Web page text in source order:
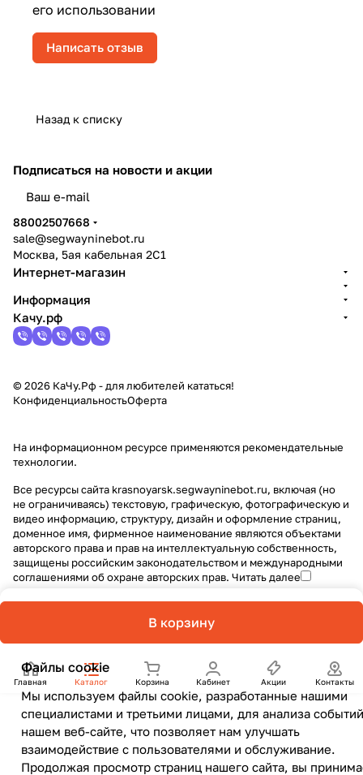
его использовании
Написать отзыв
Назад к списку
В корзину
Главная Каталог Корзина Кабинет Акции Контакты
Файлы cookie
Мы используем файлы cookie, разработанные нашими
специалистами и третьими лицами, для анализа
нашем веб-сайте, что позволяет нам улучшать
взаимодействие с пользователями и обслуживание.
Продолжая просмотр страниц нашего сайта, вы
Подписаться на новости и акции
88002507668
sale@segwayninebot.ru
Москва, 5ая кабельная 2С1
Интернет-магазин
Информация
Качу.рф
© 2026 КаЧу.Рф - для любителей кататься!
КонфиденциальностьОферта
На информационном ресурсе применяются рекомендательные
технологии.
Все ресурсы сайта krasnoyarsk.segwayninebot.ru, включая (но
не ограничиваясь) текстовую, графическую, фотографическую и
видео информацию, структуру, дизайн и оформление страниц,
доменное имя, фирменное наименование являются объектами
авторского права и прав на интеллектуальную собственность,
защищены российским законодательством и международными
соглашениями об охране авторских прав. Читать далее